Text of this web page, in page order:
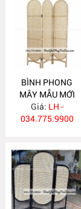
BÌNH PHONG
MÂY MẪU MỚI
BP20
Giá: LH -
034.775.9900